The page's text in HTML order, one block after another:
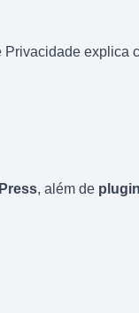
explica
, além de